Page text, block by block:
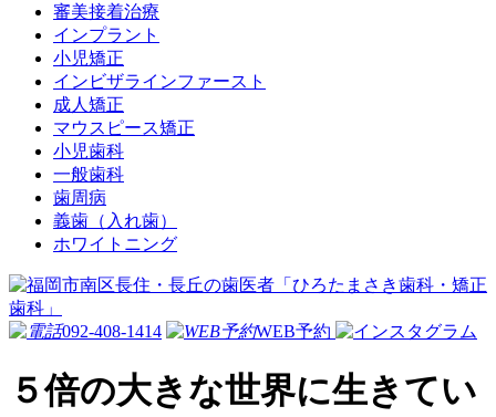
審美接着治療
インプラント
小児矯正
インビザラインファースト
成人矯正
マウスピース矯正
小児歯科
一般歯科
歯周病
義歯（入れ歯）
ホワイトニング
092-408-1414 WEB予約
５倍の大きな世界に生きてい